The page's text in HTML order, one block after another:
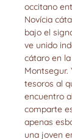
occitano
Novícia
bajo el
ve unido
cátaro en
Montsegur.
tesoros al
encuentro
comparte
apenas
una joven